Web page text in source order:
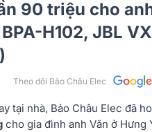
90 triệu cho
H102, JBL
Theo dõi Bảo Châu Elec
tại nhà, Bảo Châu Elec đã
cho gia đình anh Văn ở Hưng